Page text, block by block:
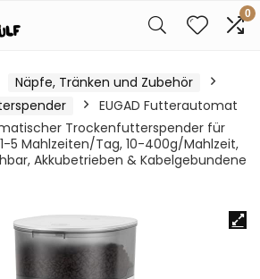
0
Näpfe, Tränken und Zubehör
EUGAD Futterautomat
Trockenfutterspender für
5 Mahlzeiten/Tag, 10-400g/Mahlzeit,
Akkubetrieben & Kabelgebundene